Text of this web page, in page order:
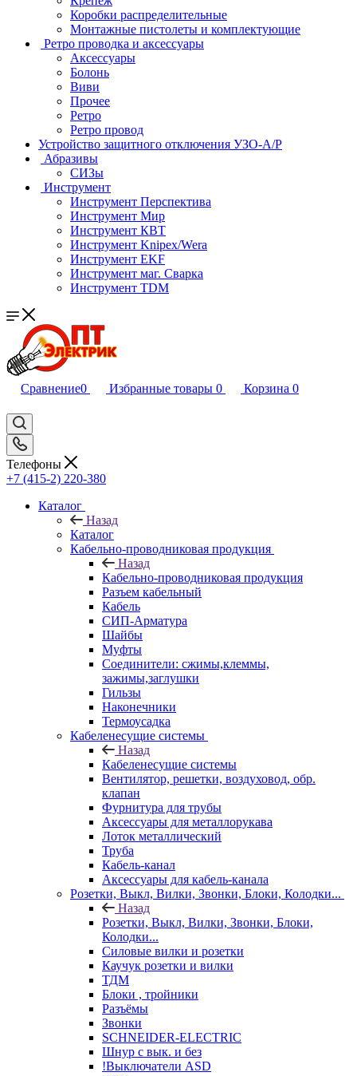
Коробки распределительные
Монтажные пистолеты и комплектующие
Ретро проводка и аксессуары
Аксессуары
Болонь
Виви
Прочее
Ретро
Ретро провод
Устройство защитного отключения УЗО-А/Р
Абразивы
СИЗы
Инструмент
Инструмент Перспектива
Инструмент Мир
Инструмент КВТ
Инструмент Knipex/Wera
Инструмент EKF
Инструмент маг. Сварка
Инструмент TDM
Сравнение0 Избранные товары 0 Корзина 0
Телефоны
+7 (415-2) 220-380
Каталог
Назад
Каталог
Кабельно-проводниковая продукция
Назад
Кабельно-проводниковая продукция
Разъем кабельный
Кабель
СИП-Арматура
Шайбы
Муфты
Соединители: сжимы,клеммы,
зажимы,заглушки
Гильзы
Наконечники
Термоусадка
Кабеленесущие системы
Назад
Кабеленесущие системы
Вентилятор, решетки, воздуховод, обр.
клапан
Фурнитура для трубы
Аксессуары для металлорукава
Лоток металлический
Труба
Кабель-канал
Аксессуары для кабель-канала
Розетки, Выкл, Вилки, Звонки, Блоки, Колодки...
Назад
Розетки, Выкл, Вилки, Звонки, Блоки,
Колодки...
Силовые вилки и розетки
Каучук розетки и вилки
ТДМ
Блоки , тройники
Разъёмы
Звонки
SCHNEIDER-ELECTRIC
Шнур с вык. и без
!Выключатели ASD